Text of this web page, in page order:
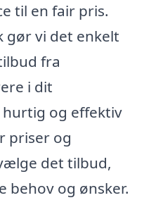
til en fair pris.
gør vi det enkelt
fra
i dit
og effektiv
priser og
det tilbud,
behov og ønsker.